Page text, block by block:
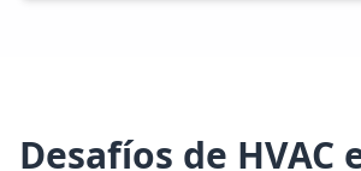
Desafíos de HVAC